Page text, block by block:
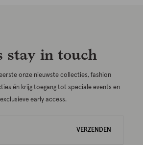
stay in touch
onze nieuwste collecties, fashion
én krijg toegang tot speciale events en
exclusieve early access.
VERZENDEN